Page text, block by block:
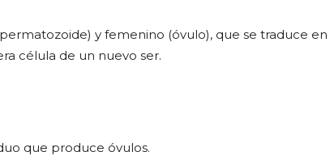
y femenino (óvulo), que se traduce en
célula de un nuevo ser.
que produce óvulos.